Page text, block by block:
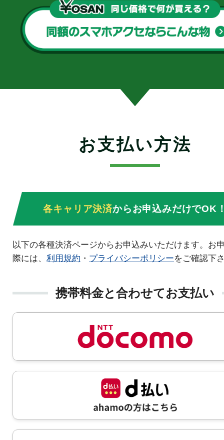
お支払い方法
各キャリア決済からお申込みだけでOK
以下の各種決済ページからお申込みいただけます。お
際には、 利用規約 ・ プライバシーポリシーをご確認下
携帯料金と合わせてお支払い